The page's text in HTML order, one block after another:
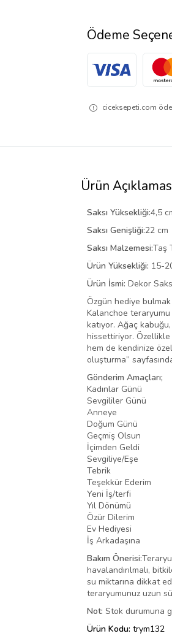
Ödeme
ciceksepeti.com
Ürün
Saksı Yüksekliği:4,5
Saksı Genişliği:22 cm
Saksı Malzemesi:Taş
Ürün Yüksekliği: 15-
Ürün İsmi: Dekor
Özgün hediye
Kalanchoe
katıyor. Ağaç
hissettiriyor. Özellikle
hem de kendinize
oluşturma”
Gönderim Amaçları;
Kadınlar Günü
Sevgililer Günü
Anneye
Doğum Günü
Geçmiş Olsun
İçimden Geldi
Sevgiliye/Eşe
Tebrik
Teşekkür Ederim
Yeni İş/terfi
Yıl Dönümü
Özür Dilerim
Ev Hediyesi
İş Arkadaşına
Bakım Önerisi:
havalandırılmalı,
su miktarına dikkat
teraryumunuz uzun
Not: Stok durumuna
Ürün Kodu: trym132